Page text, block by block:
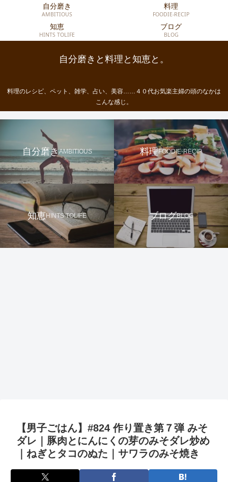
自分磨きと料理と知恵と。
料理のレシピ、ペット、雑学、占い、美容……４０代お気楽主婦の頭のなかは
こんな感じ。
自分磨き
AMBITIOUS
料理
FOODIE-RECIP
知恵
HINTS TOLIFE
ブログ
BLOG
自分磨きAMBITIOUS 料理FOODIE-RECIP
知恵HINTS TOLIFE ブログBLOG
【男子ごはん】#824 作り置き第７弾 みそ
ダレ｜豚肉とにんにくの芽のみそダレ炒め
｜ねぎとタコのぬた｜サワラのみそ焼き